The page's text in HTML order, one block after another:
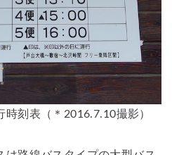
刻表（＊2016.7.10撮影）